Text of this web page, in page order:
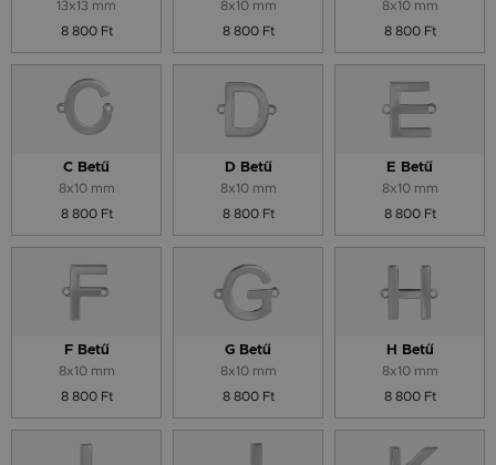
13x13 mm
8 800 Ft
8x10 mm
8 800 Ft
8x10 mm
8 800 Ft
C Betű
8x10 mm
8 800 Ft
D Betű
8x10 mm
8 800 Ft
E Betű
8x10 mm
8 800 Ft
F Betű
8x10 mm
8 800 Ft
G Betű
8x10 mm
8 800 Ft
H Betű
8x10 mm
8 800 Ft